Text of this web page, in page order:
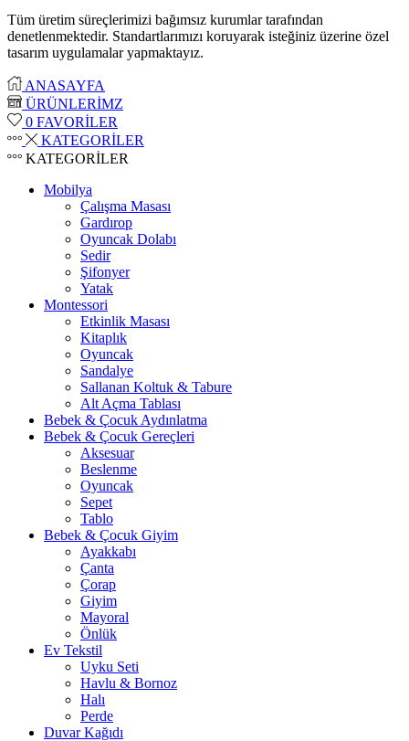
Tüm üretim süreçlerimizi bağımsız kurumlar tarafından
denetlenmektedir. Standartlarımızı koruyarak isteğiniz üzerine özel
tasarım uygulamalar yapmaktayız.
ANASAYFA
ÜRÜNLERİMZ
0 FAVORİLER
KATEGORİLER
KATEGORİLER
Mobilya
Çalışma Masası
Gardırop
⁠Oyuncak Dolabı
Sedir
Şifonyer
Yatak
Montessori
Etkinlik Masası
Kitaplık
Oyuncak
Sandalye
Sallanan Koltuk & Tabure
Alt Açma Tablası
Bebek & Çocuk Aydınlatma
Bebek & Çocuk Gereçleri
Aksesuar
Beslenme
Oyuncak
Sepet
Tablo
Bebek & Çocuk Giyim
Ayakkabı
Çanta
Çorap
Giyim
Mayoral
Önlük
Ev Tekstil
Uyku Seti
Havlu & Bornoz
Halı
Perde
Duvar Kağıdı